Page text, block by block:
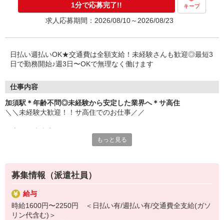
1分で応募完了!! キープ
求人応募期間：2026/08/10～2026/08/23
日払い週払いOK★交通費は全額支給！未経験さんも歓迎◎最短3
日で勤務開始♪週3日〜OKで無理なく働けます
仕事内容
加須駅＊年齢不問◎未経験から安定した業界へ＊サ高住
＼＼未経験大歓迎！！サ高住でのお仕事／／
・生活相談やお話の相手 など
元コンビニ店員・アパレル販売・ホテルのフロントスタッフなど、
安定の医療福祉業界で働きたくて転職し、接客経験を活かして活躍
中のスタッフ多数。
もっと見る
募集情報（派遣社員）
給与
時給1600円〜2250円 ＜日払い有/週払い有/交通費全支給(ガソ
リン代含む)＞